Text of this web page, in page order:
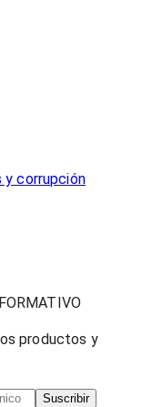
y corrupción
productos y
Suscribir